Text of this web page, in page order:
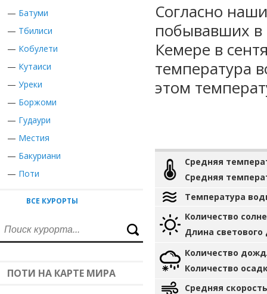
— Батуми
— Тбилиси
— Кобулети
— Кутаиси
— Уреки
— Боржоми
— Гудаури
— Местия
— Бакуриани
— Поти
ВСЕ КУРОРТЫ
ПОТИ НА КАРТЕ МИРА
Согласно
побывавших в
Кемере в
температура
этом
Средняя
Средняя
Температура
Количество
Длина светового
Количество
Количество
Средняя